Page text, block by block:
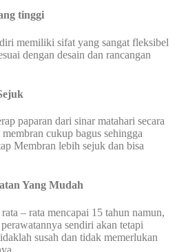
tinggi
memiliki sifat yang sangat fleksibel
dengan desain dan rancangan
paparan dari sinar matahari secara
cukup bagus sehingga
Membran lebih sejuk dan bisa
Yang Mudah
– rata mencapai 15 tahun namun,
sendiri akan tetapi
susah dan tidak memerlukan